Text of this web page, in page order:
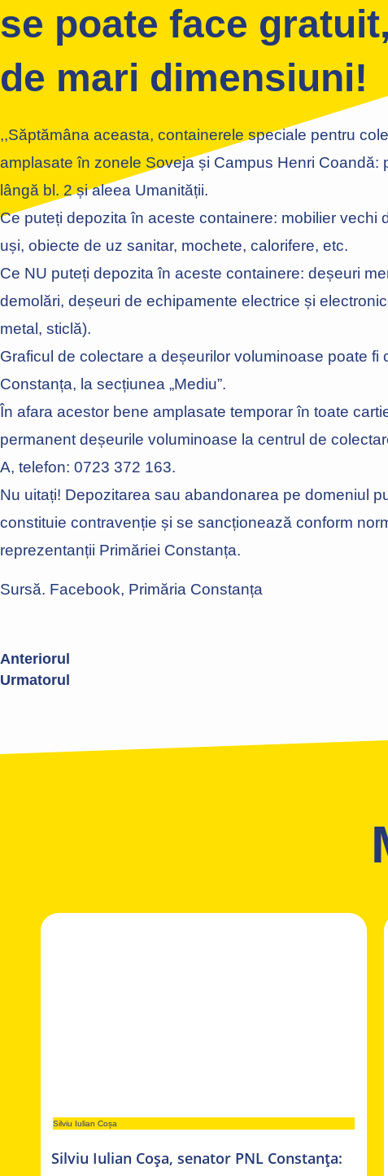
se poate face
de mari dimensiuni!
,,Săptămâna aceasta, containerele speciale pentru
amplasate în zonele Soveja și Campus Henri
lângă bl. 2 și aleea Umanității.
Ce puteți depozita în aceste containere: mobilier vechi
uși, obiecte de uz sanitar, mochete, calorifere, etc.
Ce NU puteți depozita în aceste containere: deșeuri
demolări, deșeuri de echipamente electrice și
metal, sticlă).
Graficul de colectare a deșeurilor voluminoase poate fi
Constanța, la secțiunea „Mediu”.
În afara acestor bene amplasate temporar în toate
permanent deșeurile voluminoase la centrul de
A, telefon: 0723 372 163.
Nu uitați! Depozitarea sau abandonarea pe domeniul
constituie contravenție și se sancționează conform
reprezentanții Primăriei Constanța.
Sursă. Facebook, Primăria Constanța
Anteriorul
Urmatorul
Silviu Iulian Coșa
Silviu Iulian Coșa, senator PNL Constanța: